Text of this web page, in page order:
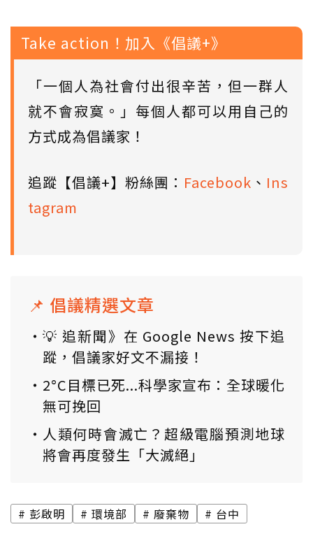
Take action！加入《倡議+》
「一個人為社會付出很辛苦，但一群人
就不會寂寞。」每個人都可以用自己的
方式成為倡議家！
追蹤【倡議+】粉絲團： Facebook 、 Ins
tagram
📌 倡議精選文章
💡 追新聞》在 Google News 按下追
蹤，倡議家好文不漏接！
2°C目標已死...科學家宣布：全球暖化
無可挽回
人類何時會滅亡？超級電腦預測地球
將會再度發生「大滅絕」
彭啟明 環境部 廢棄物 台中